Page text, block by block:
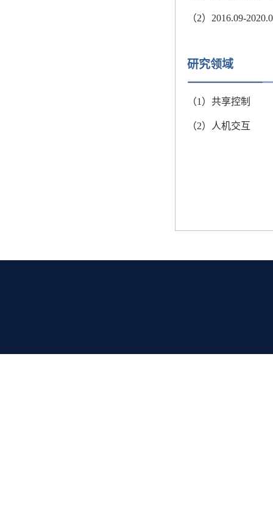
（2） 2016.09-
研究领域
（1）共享控制
（2）人机交互